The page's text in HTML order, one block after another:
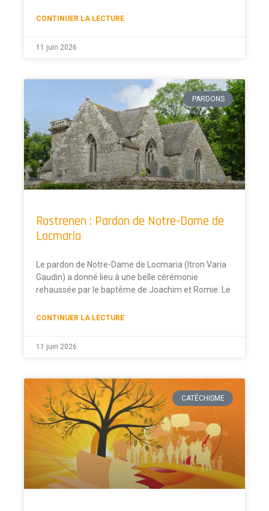
CONTINUER LA LECTURE
11 juin 2026
PARDONS
Rostrenen : Pardon de Notre-Dame de
Locmaria
Le pardon de Notre-Dame de Locmaria (Itron Varia
Gaudin) a donné lieu à une belle cérémonie
rehaussée par le baptême de Joachim et Romie. Le
CONTINUER LA LECTURE
11 juin 2026
CATÉCHISME